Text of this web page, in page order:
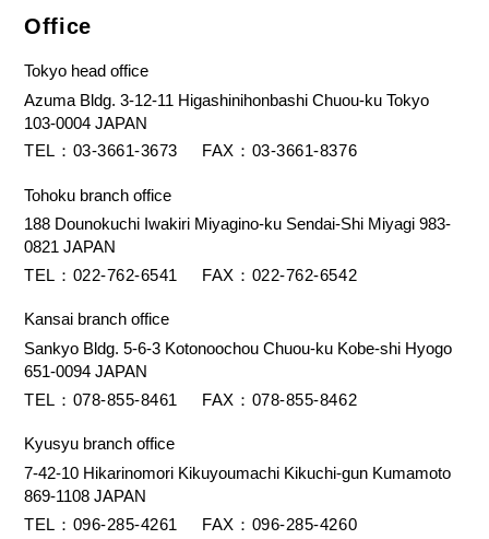
Office
Tokyo head office
Azuma Bldg. 3-12-11 Higashinihonbashi Chuou-ku Tokyo
103-0004 JAPAN
TEL
03-3661-3673 FAX 03-3661-8376
Tohoku branch office
188 Dounokuchi Iwakiri Miyagino-ku Sendai-Shi Miyagi 983-
0821 JAPAN
TEL
022-762-6541 FAX 022-762-6542
Kansai branch office
Sankyo Bldg. 5-6-3 Kotonoochou Chuou-ku Kobe-shi Hyogo
651-0094 JAPAN
TEL
078-855-8461 FAX 078-855-8462
Kyusyu branch office
7-42-10 Hikarinomori Kikuyoumachi Kikuchi-gun Kumamoto
869-1108 JAPAN
TEL
096-285-4261 FAX 096-285-4260